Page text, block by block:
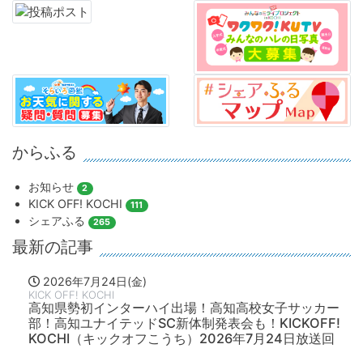
からふる
お知らせ 2
KICK OFF! KOCHI 111
シェアふる 265
最新の記事
2026年7月24日(金)
KICK OFF! KOCHI
高知県勢初インターハイ出場！高知高校女子サッカー
部！高知ユナイテッドSC新体制発表会も！KICKOFF!
KOCHI（キックオフこうち）2026年7月24日放送回